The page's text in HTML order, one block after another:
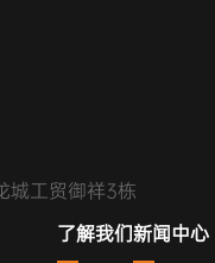
城工贸御祥3栋
了解我们新闻中心